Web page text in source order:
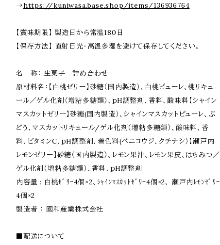
→https://kuniwasa.base.shop/items/136936764
【賞味期限】 製造日から常温180日
【保存方法】 直射日光・高温多湿を避けて保存してください。
名 称： 生菓子 詰め合わせ
原材料名：【白桃ゼリー】砂糖（国内製造）、白桃ピューレ、桃リキュ
ール／ゲル化剤（増粘多糖類）、ｐH調整剤、香料、酸味料【シャイン
マスカットゼリー】砂糖(国内製造）、シャインマスカットピューレ、ぶ
どう、マスカットリキュール/ゲル化剤（増粘多糖類）、酸味料、香
料、ビタミンC、ｐH調整剤、着色料(ベニコウジ、クチナシ）【瀬戸内
レモンゼリー】砂糖（国内製造）、レモン果汁、レモン果皮、はちみつ／
ゲル化剤（増粘多糖類）、香料、ｐH調整剤
内容量 : 白桃ｾﾞﾘｰ4個×2、ｼｬｲﾝﾏｽｶｯﾄｾﾞﾘｰ4個×2、 瀬戸内ﾚﾓﾝｾﾞﾘｰ
4個×2
製造者 ： 國和産業株式会社
■配送について